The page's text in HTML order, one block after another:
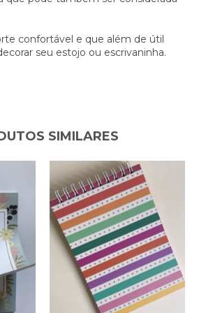
confortável e que além de útil
seu estojo ou escrivaninha.
SIMILARES